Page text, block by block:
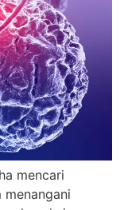
mencari